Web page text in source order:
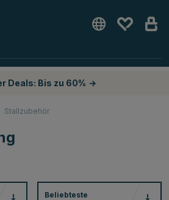
Deals: Bis zu 60% →
Stallzubehör
Beliebteste